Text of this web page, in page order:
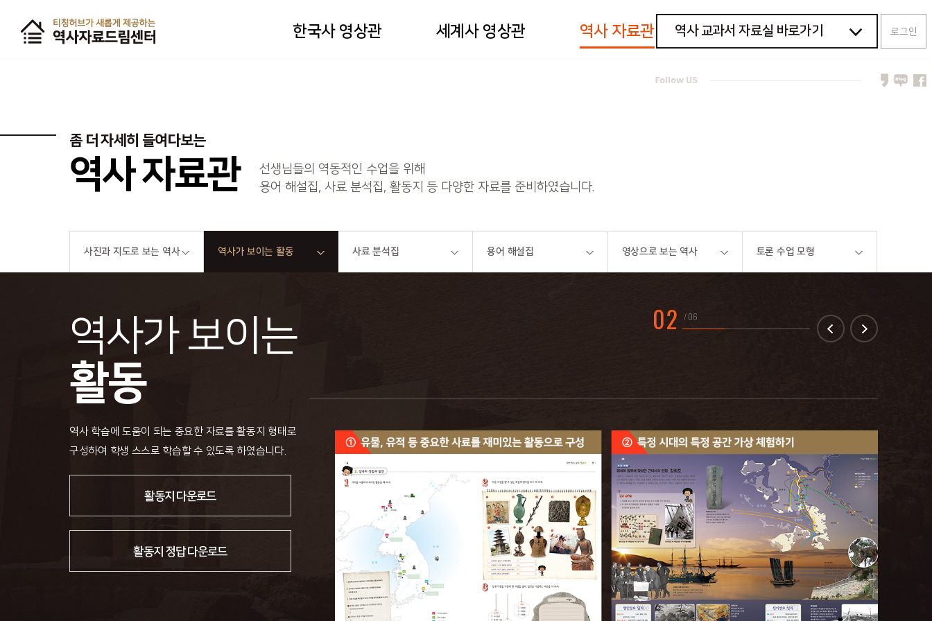
한국사 영상관 세계사 영상관 역사 자료관 역사 교과서 자료실 바로가기
[15개정] 고등학교 한국사
[15개정] 고등학교 세계사
로그인
좀 더 자세히 들여다보는
역사 자료관
선생님들의 역동적인 수업을 위해
용어 해설집, 사료 분석집, 활동지 등 다양한 자료를 준비하였습니다.
사진과 지도로 보는 역사 역사가 보이는 활동 사료 분석집 용어 해설집 영상으로 보는 역사 토론 수업 모형
역사가 보이는 02 / 06
활동
역사 학습에 도움이 되는 중요한 자료를 활동지 형태로
구성하여 학생 스스로 학습할 수 있도록 하였습니다.
활동지 다운로드
활동지 정답 다운로드